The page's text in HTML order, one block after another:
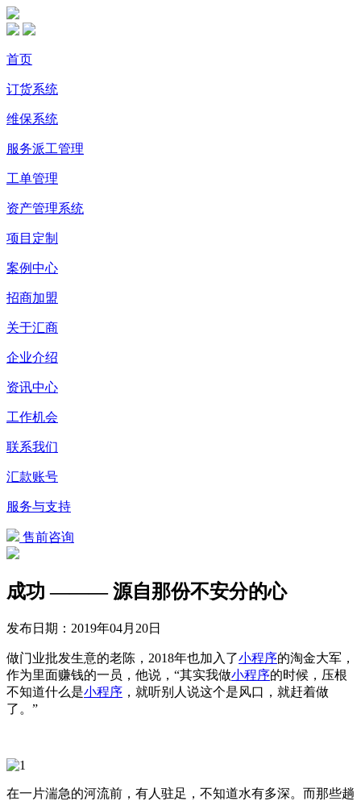
首页
订货系统
维保系统
服务派工管理
工单管理
资产管理系统
项目定制
案例中心
招商加盟
关于汇商
企业介绍
资讯中心
工作机会
联系我们
汇款账号
服务与支持
售前咨询
成功 ——— 源自那份不安分的心
发布日期： 2019年04月20日
做门业批发生意的老陈，2018年也加入了小程序的淘金大军，
作为里面赚钱的一员，他说，“其实我做小程序的时候，压根
不知道什么是小程序 ，就听别人说这个是风口，就赶着做
了。”
在一片湍急的河流前，有人驻足，不知道水有多深。而那些趟